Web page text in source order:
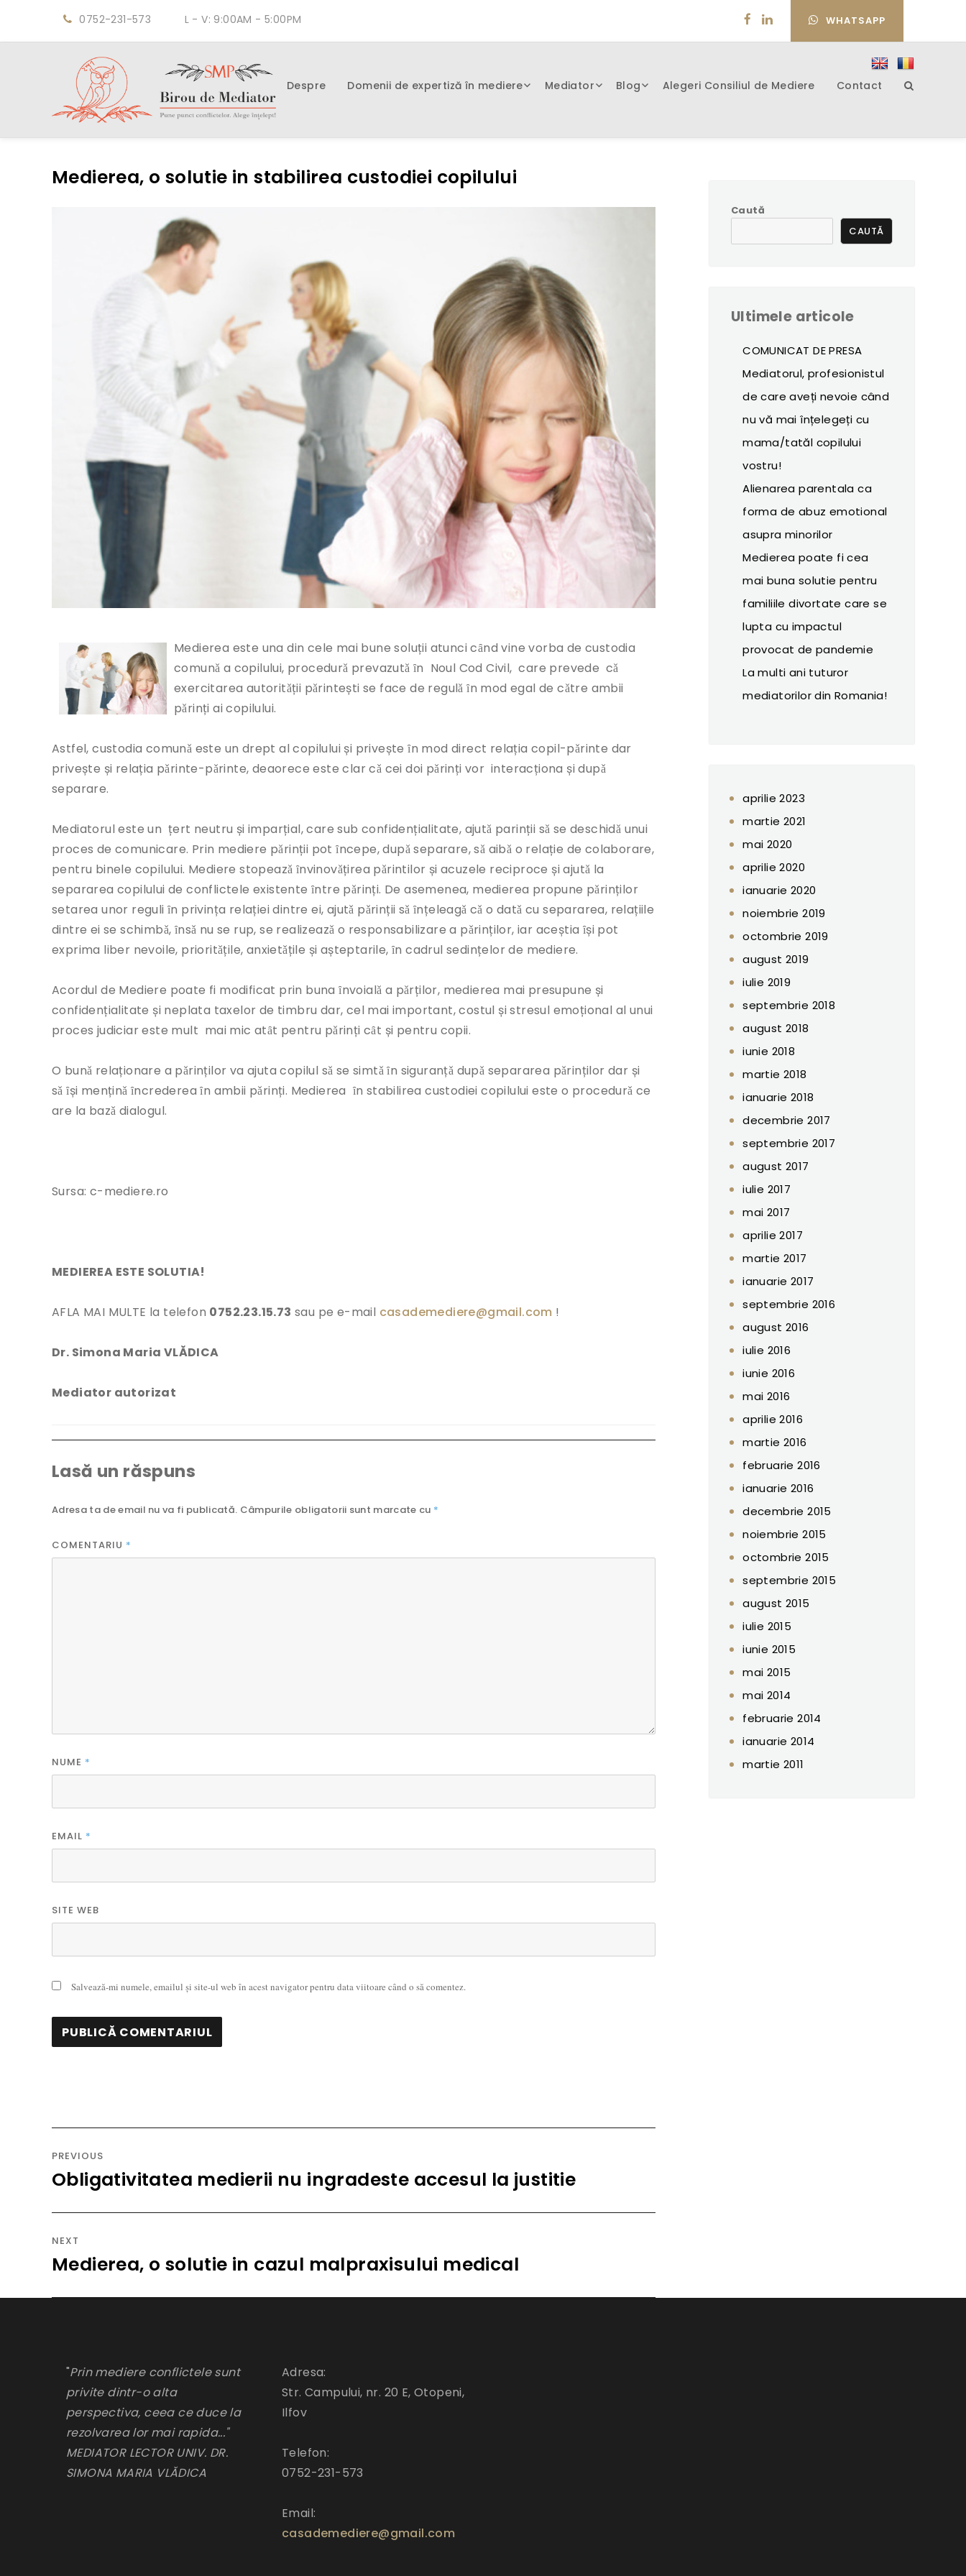
0752-231-573 L - V: 9:00AM - 5:00PM WHATSAPP
Despre Domenii de expertiză în mediere Mediator Blog Alegeri Consiliul de Mediere Contact
Medierea, o solutie in stabilirea custodiei copilului
Medierea este una din cele mai bune soluții atunci cȃnd vine vorba de custodia
comunǎ a copilului, procedurǎ prevazutǎ ȋn Noul Cod Civil, care prevede cǎ
exercitarea autoritǎții pǎrintești se face de regulǎ ȋn mod egal de cǎtre ambii
pǎrinți ai copilului.
Astfel, custodia comunǎ este un drept al copilului și privește ȋn mod direct relația copil-pǎrinte dar
privește și relația pǎrinte-pǎrinte, deaorece este clar cǎ cei doi pǎrinți vor interacționa și dupǎ
separare.
Mediatorul este un țert neutru și imparțial, care sub confidențialitate, ajutǎ parinții sǎ se deschidǎ unui
proces de comunicare. Prin mediere pǎrinții pot ȋncepe, dupǎ separare, sǎ aibǎ o relație de colaborare,
pentru binele copilului. Mediere stopeazǎ ȋnvinovǎțirea pǎrintilor și acuzele reciproce și ajutǎ la
separarea copilului de conflictele existente ȋntre pǎrinți. De asemenea, medierea propune pǎrinților
setarea unor reguli ȋn privința relației dintre ei, ajutǎ pǎrinții sǎ ȋnțeleagǎ cǎ o datǎ cu separarea, relațiile
dintre ei se schimbǎ, ȋnsǎ nu se rup, se realizeazǎ o responsabilizare a pǎrinților, iar aceștia ȋși pot
exprima liber nevoile, prioritǎțile, anxietǎțile și așteptarile, ȋn cadrul sedințelor de mediere.
Acordul de Mediere poate fi modificat prin buna ȋnvoialǎ a pǎrților, medierea mai presupune și
confidențialitate și neplata taxelor de timbru dar, cel mai important, costul și stresul emoțional al unui
proces judiciar este mult mai mic atȃt pentru pǎrinți cȃt și pentru copii.
O bunǎ relaționare a pǎrinților va ajuta copilul sǎ se simtǎ ȋn siguranțǎ dupǎ separarea pǎrinților dar și
sǎ ȋși menținǎ ȋncrederea ȋn ambii pǎrinți. Medierea ȋn stabilirea custodiei copilului este o procedurǎ ce
are la bazǎ dialogul.
Sursa: c-mediere.ro
MEDIEREA ESTE SOLUTIA!
AFLA MAI MULTE la telefon 0752.23.15.73 sau pe e-mail casademediere@gmail.com !
Dr. Simona Maria VLĂDICA
Mediator autorizat
Lasă un răspuns
Adresa ta de email nu va fi publicată. Câmpurile obligatorii sunt marcate cu *
COMENTARIU *
NUME *
EMAIL *
SITE WEB
Salvează-mi numele, emailul și site-ul web în acest navigator pentru data viitoare când o să comentez.
în
articole
PREVIOUS
Previous
Obligativitatea medierii nu ingradeste accesul la justitie
NEXT
Next
Medierea, o solutie in cazul malpraxisului medical
Caută
CAUTĂ
Ultimele articole
COMUNICAT DE PRESA
Mediatorul, profesionistul
de care aveți nevoie când
nu vă mai înțelegeți cu
mama/tatăl copilului
vostru!
Alienarea parentala ca
forma de abuz emotional
asupra minorilor
Medierea poate fi cea
mai buna solutie pentru
familiile divortate care se
lupta cu impactul
provocat de pandemie
La multi ani tuturor
mediatorilor din Romania!
aprilie 2023
martie 2021
mai 2020
aprilie 2020
ianuarie 2020
noiembrie 2019
octombrie 2019
august 2019
iulie 2019
septembrie 2018
august 2018
iunie 2018
martie 2018
ianuarie 2018
decembrie 2017
septembrie 2017
august 2017
iulie 2017
mai 2017
aprilie 2017
martie 2017
ianuarie 2017
septembrie 2016
august 2016
iulie 2016
iunie 2016
mai 2016
aprilie 2016
martie 2016
februarie 2016
ianuarie 2016
decembrie 2015
noiembrie 2015
octombrie 2015
septembrie 2015
august 2015
iulie 2015
iunie 2015
mai 2015
mai 2014
februarie 2014
ianuarie 2014
martie 2011
"Prin mediere conflictele sunt
privite dintr-o alta
perspectiva, ceea ce duce la
rezolvarea lor mai rapida..."
MEDIATOR LECTOR UNIV. DR.
SIMONA MARIA VLĂDICA
Adresa:
Str. Campului, nr. 20 E, Otopeni,
Ilfov
Telefon:
0752-231-573
Email:
casademediere@gmail.com